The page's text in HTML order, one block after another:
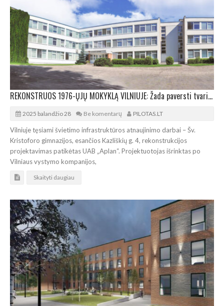
REKONSTRUOS 1976-ŲJŲ MOKYKLĄ VILNIUJE: Žada paversti tvaria ir erdvia
2025 balandžio 28 Be komentarų PILOTAS.LT
Vilniuje tęsiami švietimo infrastruktūros atnaujinimo darbai – Šv.
Kristoforo gimnazijos, esančios Kazliškių g. 4, rekonstrukcijos
projektavimas patikėtas UAB „Aplan“. Projektuotojas išrinktas po
Vilniaus vystymo kompanijos,
Skaityti daugiau